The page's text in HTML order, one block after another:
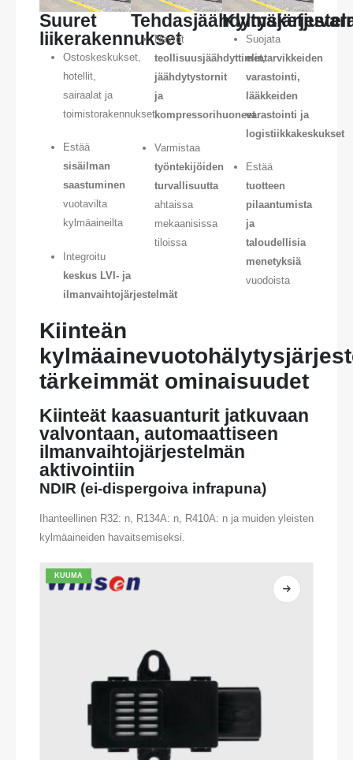
Suuret
liikerakennukset
Ostoskeskukset,
hotellit,
sairaalat ja
toimistorakennukset
Estää
sisäilman
saastuminen
vuotavilta
kylmäaineilta
Integroitu
keskus LVI- ja
ilmanvaihtojärjestelmät
Näytöt
teollisuusjäähdyttimet,
jäähdytystornit
ja
kompressorihuoneet
Varmistaa
työntekijöiden
turvallisuutta
ahtaissa
mekaanisissa
tiloissa
Suojata
elintarvikkeiden
varastointi,
lääkkeiden
varastointi ja
logistiikkakeskukset
Estää
tuotteen
pilaantumista
ja
taloudellisia
menetyksiä
vuodoista
Kiinteän
tärkeimmät ominaisuudet
Kiinteät kaasuanturit jatkuvaan
valvontaan, automaattiseen
ilmanvaihtojärjestelmän
aktivointiin
NDIR (ei-dispergoiva infrapuna)
Ihanteellinen R32: n, R134A: n, R410A: n ja muiden yleisten
kylmäaineiden havaitsemiseksi.
KUUMA